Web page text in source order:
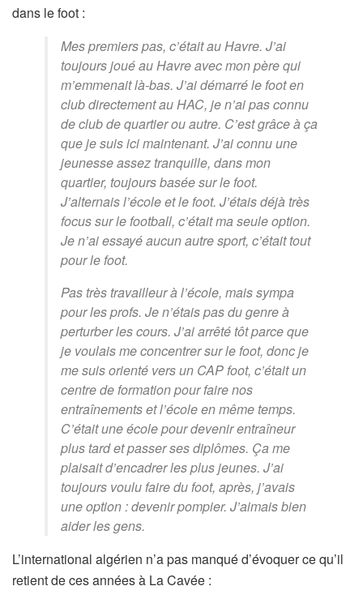
dans le foot :
Mes premiers pas, c’était au Havre. J’ai
toujours joué au Havre avec mon père qui
m’emmenait là-bas. J’ai démarré le foot en
club directement au HAC, je n’ai pas connu
de club de quartier ou autre. C’est grâce à ça
que je suis ici maintenant. J’ai connu une
jeunesse assez tranquille, dans mon
quartier, toujours basée sur le foot.
J’alternais l’école et le foot. J’étais déjà très
focus sur le football, c’était ma seule option.
Je n’ai essayé aucun autre sport, c’était tout
pour le foot.
Pas très travailleur à l’école, mais sympa
pour les profs. Je n’étais pas du genre à
perturber les cours. J’ai arrêté tôt parce que
je voulais me concentrer sur le foot, donc je
me suis orienté vers un CAP foot, c’était un
centre de formation pour faire nos
entraînements et l’école en même temps.
C’était une école pour devenir entraîneur
plus tard et passer ses diplômes. Ça me
plaisait d’encadrer les plus jeunes. J’ai
toujours voulu faire du foot, après, j’avais
une option : devenir pompier. J’aimais bien
aider les gens.
L’international algérien n’a pas manqué d’évoquer ce qu’il
retient de ces années à La Cavée :